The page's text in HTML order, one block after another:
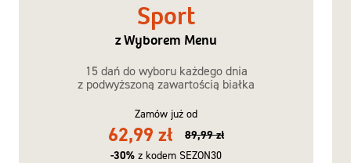
Sport
z Wyborem Menu
15 dań do wyboru każdego dnia
z podwyższoną zawartością białka
Zamów już od
62,99 zł
89,99 zł
-30% z kodem SEZON30